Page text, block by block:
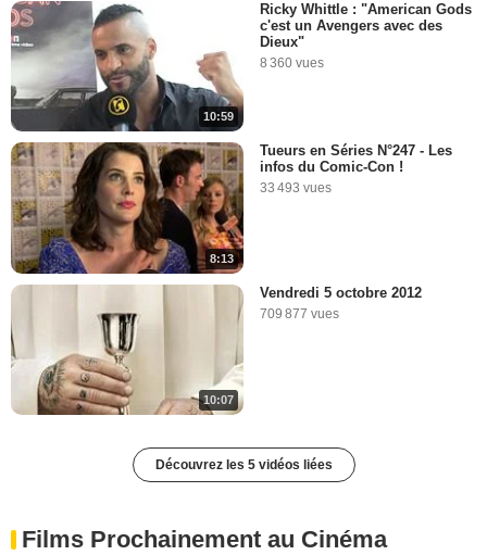
10:59
Ricky Whittle : "American Gods
c'est un Avengers avec des
Dieux"
8 360 vues
8:13
Tueurs en Séries N°247 - Les
infos du Comic-Con !
33 493 vues
10:07
Vendredi 5 octobre 2012
709 877 vues
Découvrez les 5 vidéos liées
Films Prochainement au Cinéma